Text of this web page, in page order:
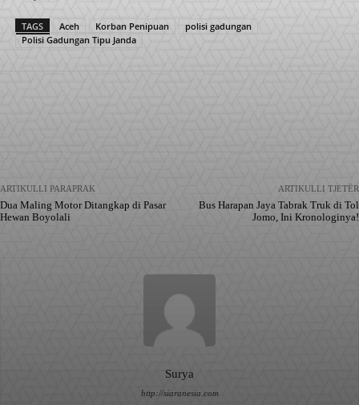
TAGS Aceh Korban Penipuan
polisi gadungan
Polisi Gadungan Tipu Janda
ARTIKULLI PARAPRAK
Dua Maling Motor Ditangkap di Pasar
Hewan Boyolali
ARTIKULLI TJETËR
Bus Harapan Jaya Tabrak Truk di Tol
Jomo, Ini Kronologinya!
Surya
http://siaranesia.com